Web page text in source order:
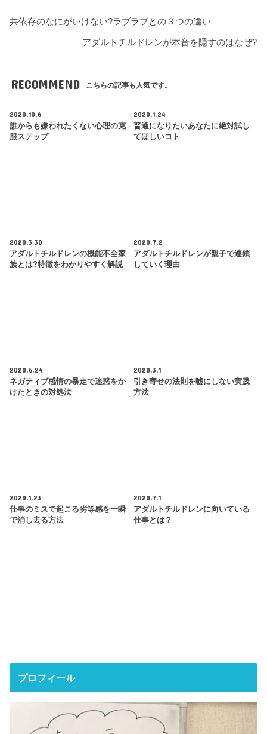
共依存のなにがいけない?ラブラブとの３つの違い
アダルトチルドレンが本音を隠すのはなぜ?
RECOMMEND こちらの記事も人気です。
2020.10.6
誰からも嫌われたくない心理の克
服ステップ
2020.1.24
普通になりたいあなたに絶対試し
てほしいコト
2020.3.30
アダルトチルドレンの機能不全家
族とは?特徴をわかりやすく解説
2020.7.2
アダルトチルドレンが親子で連鎖
していく理由
2020.6.24
ネガティブ感情の暴走で迷惑をか
けたときの対処法
2020.3.1
引き寄せの法則を嘘にしない実践
方法
2020.1.23
仕事のミスで起こる劣等感を一瞬
で消し去る方法
2020.7.1
アダルトチルドレンに向いている
仕事とは？
プロフィール